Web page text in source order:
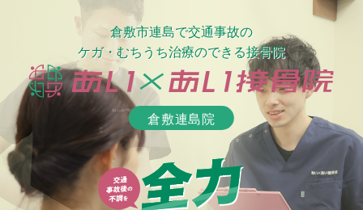
倉敷連島院
当院について 料金一覧
よくあるご質問 交通事故治療例
交通事故コラム 口コミを見る
倉敷市連島で交通事故の
ケガ・むちうち治療のできる接骨院
倉敷連島院